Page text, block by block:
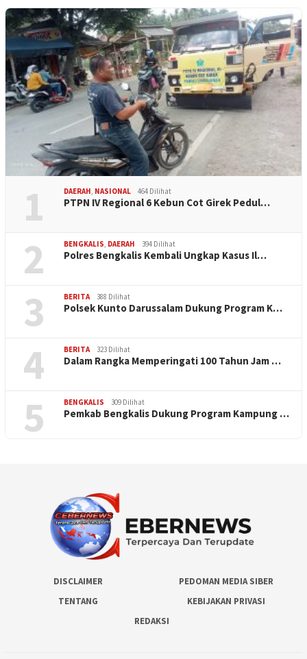
1 DAERAH NASIONAL 464 Dilihat
PTPN IV Regional 6 Kebun Cot Girek Pedul…
2 BENGKALIS DAERAH 394 Dilihat
Polres Bengkalis Kembali Ungkap Kasus Il…
3 BERITA 388 Dilihat
Polsek Kunto Darussalam Dukung Program K…
4 BERITA 323 Dilihat
Dalam Rangka Memperingati 100 Tahun Jam …
5 BENGKALIS 309 Dilihat
Pemkab Bengkalis Dukung Program Kampung …
DISCLAIMER
PEDOMAN MEDIA SIBER
TENTANG
KEBIJAKAN PRIVASI
REDAKSI